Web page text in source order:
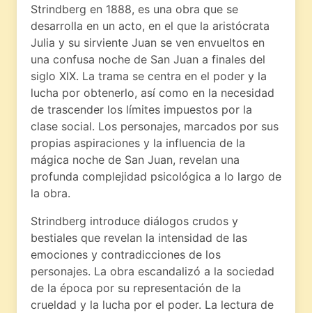
Strindberg en 1888, es una obra que se
desarrolla en un acto, en el que la aristócrata
Julia y su sirviente Juan se ven envueltos en
una confusa noche de San Juan a finales del
siglo XIX. La trama se centra en el poder y la
lucha por obtenerlo, así como en la necesidad
de trascender los límites impuestos por la
clase social. Los personajes, marcados por sus
propias aspiraciones y la influencia de la
mágica noche de San Juan, revelan una
profunda complejidad psicológica a lo largo de
la obra.
Strindberg introduce diálogos crudos y
bestiales que revelan la intensidad de las
emociones y contradicciones de los
personajes. La obra escandalizó a la sociedad
de la época por su representación de la
crueldad y la lucha por el poder. La lectura de